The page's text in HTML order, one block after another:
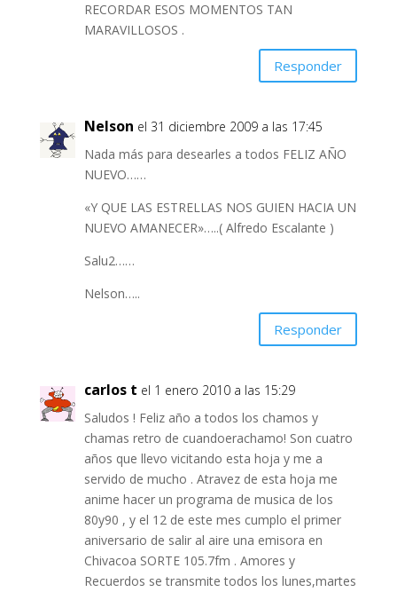
RECORDAR ESOS MOMENTOS TAN
MARAVILLOSOS .
Responder
Nelson el 31 diciembre 2009 a las 17:45
Nada más para desearles a todos FELIZ AÑO
NUEVO……
«Y QUE LAS ESTRELLAS NOS GUIEN HACIA UN
NUEVO AMANECER»…..( Alfredo Escalante )
Salu2……
Nelson…..
Responder
carlos t el 1 enero 2010 a las 15:29
Saludos ! Feliz año a todos los chamos y
chamas retro de cuandoerachamo! Son cuatro
años que llevo vicitando esta hoja y me a
servido de mucho . Atravez de esta hoja me
anime hacer un programa de musica de los
80y90 , y el 12 de este mes cumplo el primer
aniversario de salir al aire una emisora en
Chivacoa SORTE 105.7fm . Amores y
Recuerdos se transmite todos los lunes,martes